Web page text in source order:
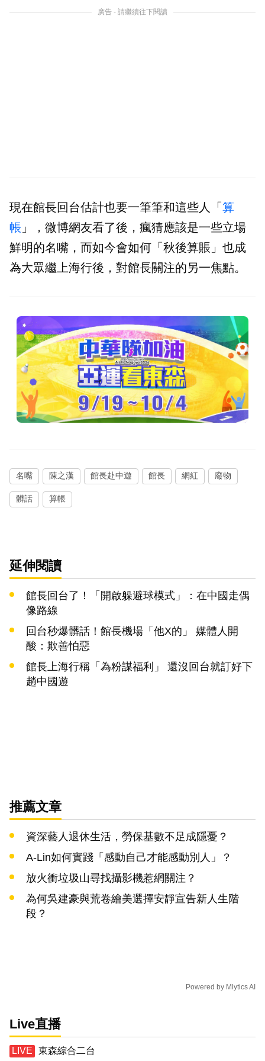
廣告 - 請繼續往下閱讀
現在館長回台估計也要一筆筆和這些人「 算
帳 」，微博網友看了後，瘋猜應該是一些立場
鮮明的名嘴，而如今會如何「秋後算賬」也成
為大眾繼上海行後，對館長關注的另一焦點。
名嘴 陳之漢 館長赴中遊 館長 網紅 廢物
髒話 算帳
延伸閱讀
館長回台了！「開啟躲避球模式」：在中國走偶
像路線
回台秒爆髒話！館長機場「他X的」 媒體人開
酸：欺善怕惡
館長上海行稱「為粉謀福利」 還沒回台就訂好下
趟中國遊
推薦文章
資深藝人退休生活，勞保基數不足成隱憂？
A-Lin如何實踐「感動自己才能感動別人」？
放火衝垃圾山尋找攝影機惹網關注？
為何吳建豪與荒卷繪美選擇安靜宣告新人生階
段？
Powered by Mlytics AI
Live直播
東森綜合二台